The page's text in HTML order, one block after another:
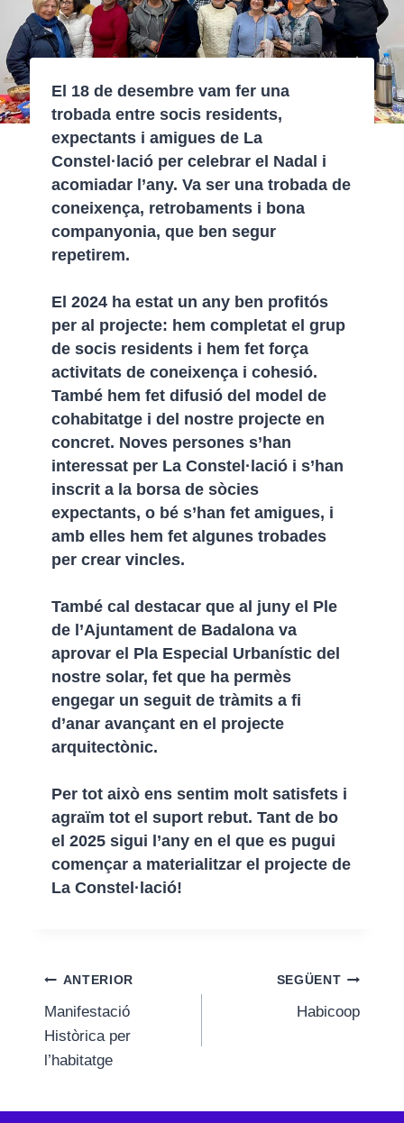
El 18 de desembre vam fer una
trobada entre socis residents,
expectants i amigues de La
Constel·lació per celebrar el Nadal i
acomiadar l’any. Va ser una trobada de
coneixença, retrobaments i bona
companyonia, que ben segur
repetirem.
El 2024 ha estat un any ben profitós
per al projecte: hem completat el grup
de socis residents i hem fet força
activitats de coneixença i cohesió.
També hem fet difusió del model de
cohabitatge i del nostre projecte en
concret. Noves persones s’han
interessat per La Constel·lació i s’han
inscrit a la borsa de sòcies
expectants, o bé s’han fet amigues, i
amb elles hem fet algunes trobades
per crear vincles.
També cal destacar que al juny el Ple
de l’Ajuntament de Badalona va
aprovar el Pla Especial Urbanístic del
nostre solar, fet que ha permès
engegar un seguit de tràmits a fi
d’anar avançant en el projecte
arquitectònic.
Per tot això ens sentim molt satisfets i
agraïm tot el suport rebut. Tant de bo
el 2025 sigui l’any en el que es pugui
començar a materialitzar el projecte de
La Constel·lació!
Navegació
d'entrades
ANTERIOR
Manifestació
Històrica per
l’habitatge
SEGÜENT
Habicoop